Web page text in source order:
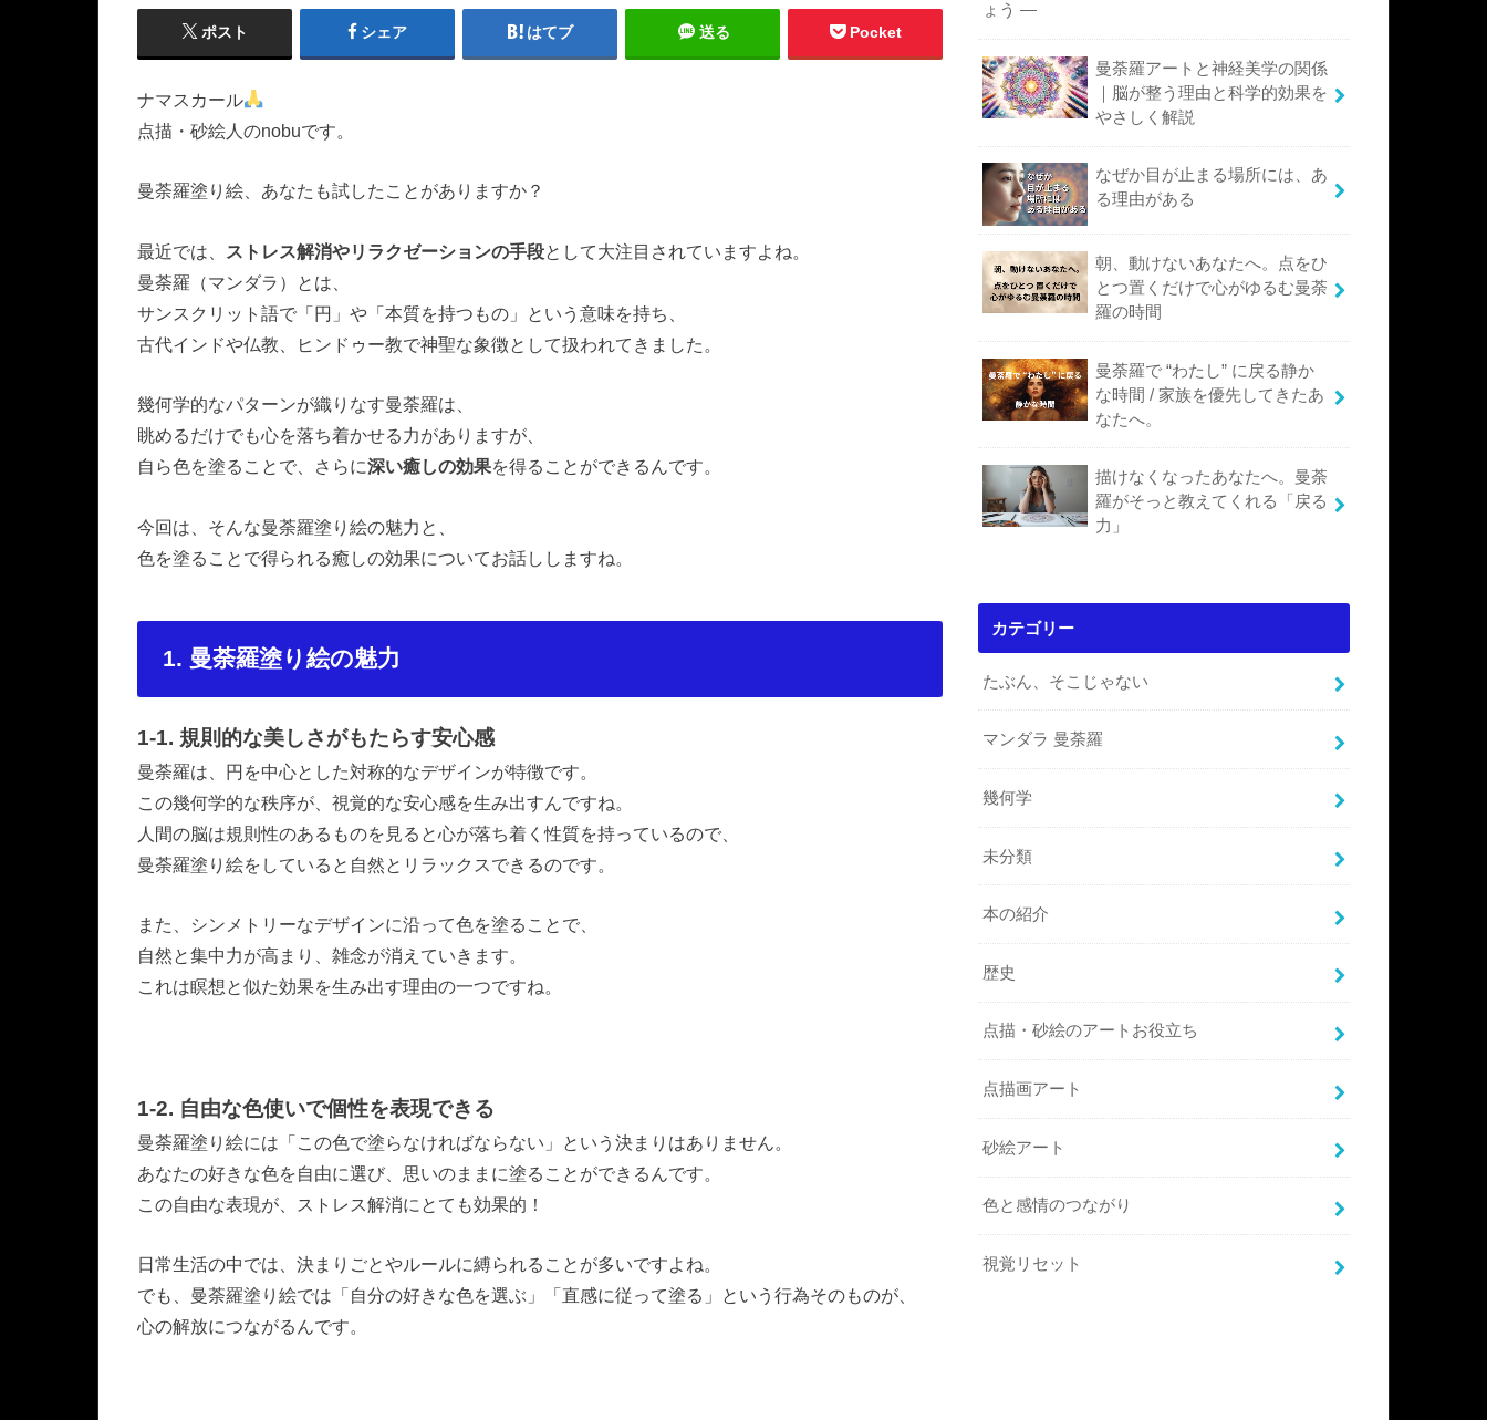
ポスト シェア はてブ 送る Pocket
ナマスカール
点描・砂絵人のnobuです。
曼荼羅塗り絵、あなたも試したことがありますか？
最近では、 ストレス解消やリラクゼーションの手段として大注目されていますよね。
曼荼羅（マンダラ）とは、
サンスクリット語で「円」や「本質を持つもの」という意味を持ち、
古代インドや仏教、ヒンドゥー教で神聖な象徴として扱われてきました。
幾何学的なパターンが織りなす曼荼羅は、
眺めるだけでも心を落ち着かせる力がありますが、
自ら色を塗ることで、さらに深い癒しの効果を得ることができるんです。
今回は、そんな曼荼羅塗り絵の魅力と、
色を塗ることで得られる癒しの効果についてお話ししますね。
1. 曼荼羅塗り絵の魅力
1-1. 規則的な美しさがもたらす安心感
曼荼羅は、円を中心とした対称的なデザインが特徴です。
この幾何学的な秩序が、視覚的な安心感を生み出すんですね。
人間の脳は規則性のあるものを見ると心が落ち着く性質を持っているので、
曼荼羅塗り絵をしていると自然とリラックスできるのです。
また、シンメトリーなデザインに沿って色を塗ることで、
自然と集中力が高まり、雑念が消えていきます。
これは瞑想と似た効果を生み出す理由の一つですね。
1-2. 自由な色使いで個性を表現できる
曼荼羅塗り絵には「この色で塗らなければならない」という決まりはありません。
あなたの好きな色を自由に選び、思いのままに塗ることができるんです。
この自由な表現が、ストレス解消にとても効果的！
日常生活の中では、決まりごとやルールに縛られることが多いですよね。
でも、曼荼羅塗り絵では「自分の好きな色を選ぶ」「直感に従って塗る」という行為そのものが、
心の解放につながるんです。
ょう ―
曼荼羅アートと神経美学の関係
｜脳が整う理由と科学的効果を
やさしく解説
なぜか目が止まる場所には、あ
る理由がある
朝、動けないあなたへ。点をひ
とつ置くだけで心がゆるむ曼荼
羅の時間
曼荼羅で “わたし” に戻る静か
な時間 / 家族を優先してきたあ
なたへ。
描けなくなったあなたへ。曼荼
羅がそっと教えてくれる「戻る
力」
カテゴリー
たぶん、そこじゃない
マンダラ 曼荼羅
幾何学
未分類
本の紹介
歴史
点描・砂絵のアートお役立ち
点描画アート
砂絵アート
色と感情のつながり
視覚リセット